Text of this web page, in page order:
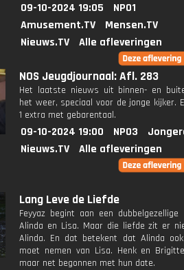
09-10-2024 19:05
NPO1
Amusement.TV
Mensen.TV
Nieuws.TV
Alle afleveringen
NOS Jeugdjournaal: Afl. 283
Het laatste nieuws uit binnen- en
het weer, speciaal voor de jonge kijker.
1 extra met gebarentaal.
09-10-2024 19:00 NPO3
Nieuws.TV
Alle afleveringen
Lang Leve de Liefde
Feyyaz begint aan een
Alinda en Lisa. Maar die liefde zit er
Alinda. En dat betekent dat Alinda
moet nemen van Lisa. Henk en
maar net begonnen met hun date.